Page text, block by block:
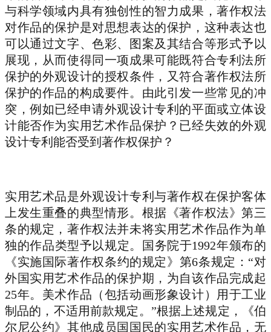
与科学领域内具有独创性的智力成果，著作权法
对作品的保护是对思想表达的保护，这种表达也
可以通过文字、色彩、图案及其结合等形式予以
展现，从而使得同一项成果可能既符合专利法所
保护的外观设计的授权条件，又符合著作权法所
保护的作品的构成要件。由此引发一些常见的冲
突，例如已经申请外观设计专利的平面或立体设
计能否作为实用艺术作品保护？已经失效的外观
设计专利能否受到著作权保护？
实用艺术品是外观设计专利与著作权在保护客体
上发生重叠的典型情形。根据《著作权法》第三
条的规定，著作权法并未将实用艺术作品作为单
独的作品类型予以规定。国务院于1992年颁布的
《实施国际著作权条约的规定》第6条规定：“对
外国实用艺术作品的保护期，为自该作品完成起
25年。美术作品（包括动画形象设计）用于工业
制品的，不适用前款规定。”根据上述规定，《伯
尔尼公约》其他成员国国民的实用艺术作品，无